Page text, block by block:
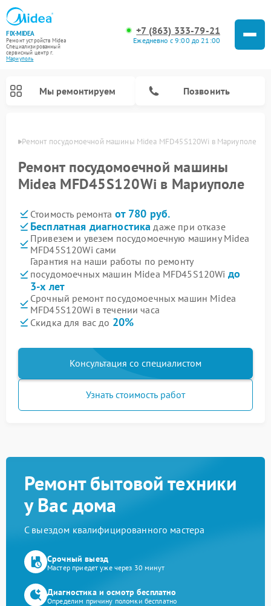
FIX-MIDEA
Ремонт устройств Midea
Специализированный
cервисный центр г.
Мариуполь
+7 (863) 333-79-21
Ежедневно с 9:00 до 21:00
Мы ремонтируем Позвонить
Ремонт посудомоечной машины Midea MFD45S120Wi в Мариуполе
Ремонт посудомоечной машины
Midea MFD45S120Wi в Мариуполе
Стоимость ремонта от 780 руб.
Бесплатная диагностика даже при отказе
Привезем и увезем посудомоечную машину Midea
MFD45S120Wi сами
Гарантия на наши работы по ремонту
посудомоечных машин Midea MFD45S120Wi до
3-х лет
Срочный ремонт посудомоечных машин Midea
MFD45S120Wi в течении часа
Скидка для вас до 20%
Консультация со специалистом
Узнать стоимость работ
Ремонт бытовой техники
у Вас дома
С выездом квалифицированного мастера
Срочный выезд
Мастер приедет уже через 30 минут
Диагностика и осмотр бесплатно
Определим причину поломки бесплатно